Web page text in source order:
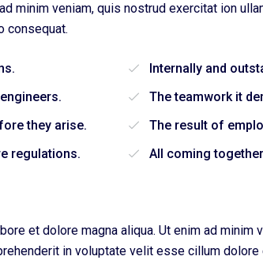
minim veniam, quis nostrud exercitat ion
consequat.
Internally and
The teamwork it
they arise.
The result of
regulations.
All coming
et dolore magna aliqua. Ut enim ad minim
in voluptate velit esse cillum dolore